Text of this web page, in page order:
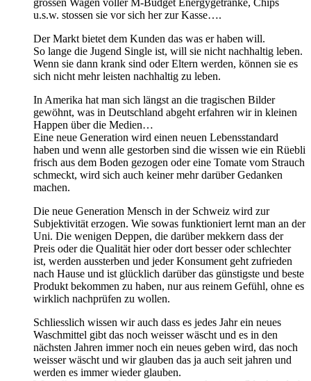
u.s.w. stossen sie vor sich her zur Kasse….
Der Markt bietet dem Kunden das was er haben will.
So lange die Jugend Single ist, will sie nicht nachhaltig leben.
Wenn sie dann krank sind oder Eltern werden, können sie es
sich nicht mehr leisten nachhaltig zu leben.
In Amerika hat man sich längst an die tragischen Bilder
gewöhnt, was in Deutschland abgeht erfahren wir in kleinen
Happen über die Medien…
Eine neue Generation wird einen neuen Lebensstandard
haben und wenn alle gestorben sind die wissen wie ein Rüebli
frisch aus dem Boden gezogen oder eine Tomate vom Strauch
schmeckt, wird sich auch keiner mehr darüber Gedanken
machen.
Die neue Generation Mensch in der Schweiz wird zur
Subjektivität erzogen. Wie sowas funktioniert lernt man an der
Uni. Die wenigen Deppen, die darüber mekkern dass der
Preis oder die Qualität hier oder dort besser oder schlechter
ist, werden aussterben und jeder Konsument geht zufrieden
nach Hause und ist glücklich darüber das günstigste und beste
Produkt bekommen zu haben, nur aus reinem Gefühl, ohne es
wirklich nachprüfen zu wollen.
Schliesslich wissen wir auch dass es jedes Jahr ein neues
Waschmittel gibt das noch weisser wäscht und es in den
nächsten Jahren immer noch ein neues geben wird, das noch
weisser wäscht und wir glauben das ja auch seit jahren und
werden es immer wieder glauben.